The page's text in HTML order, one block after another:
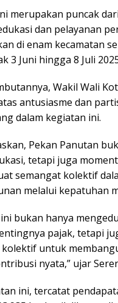
merupakan puncak
dan pelayanan
di enam kecamatan
3 Juni hingga 8 Juli
Wakil Wali
antusiasme dan
dalam kegiatan ini.
Pekan Panutan
tetapi juga
semangat kolektif
melalui kepatuhan
bukan hanya
pajak, tetapi
untuk
nyata,” ujar
ini, tercatat